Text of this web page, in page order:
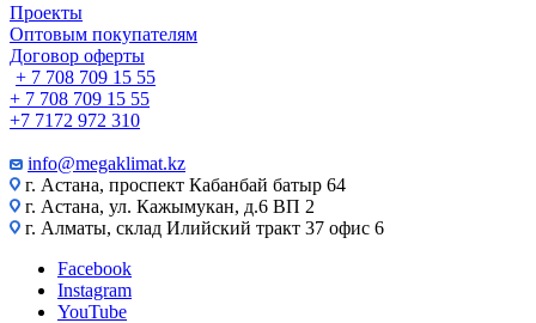
Проекты
Оптовым покупателям
Договор оферты
+ 7 708 709 15 55
+ 7 708 709 15 55
+7 7172 972 310
info@megaklimat.kz
г. Астана, проспект Кабанбай батыр 64
г. Астана, ул. Кажымукан, д.6 ВП 2
г. Алматы, склад Илийский тракт 37 офис 6
Facebook
Instagram
YouTube